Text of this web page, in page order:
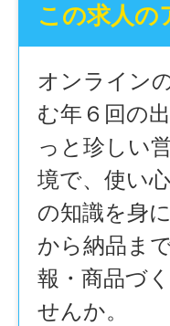
この求人の
オンライン
む年６回の
っと珍しい
境で、使い
の知識を身
から納品ま
報・商品づ
せんか。